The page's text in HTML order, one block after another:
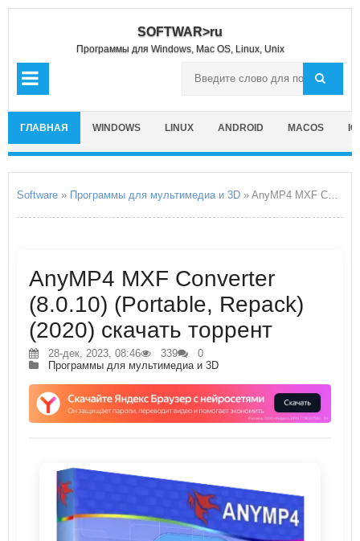
SOFTWAR>ru
Программы для Windows, Mac OS, Linux, Unix
ГЛАВНАЯ WINDOWS LINUX ANDROID MACOS
Software » Программы для мультимедиа и 3D » AnyMP4 MXF Converter
AnyMP4 MXF Converter
(8.0.10) (Portable, Repack)
(2020) скачать торрент
28-дек, 2023, 08:46 339
0
Программы для мультимедиа и 3D